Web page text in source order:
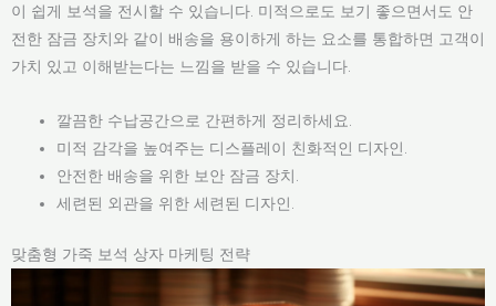
이 쉽게 보석을 전시할 수 있습니다. 미적으로도 보기 좋으면서도 안
전한 잠금 장치와 같이 배송을 용이하게 하는 요소를 통합하면 고객이
가치 있고 이해받는다는 느낌을 받을 수 있습니다.
깔끔한 수납공간으로 간편하게 정리하세요.
미적 감각을 높여주는 디스플레이 친화적인 디자인.
안전한 배송을 위한 보안 잠금 장치.
세련된 외관을 위한 세련된 디자인.
맞춤형 가죽 보석 상자 마케팅 전략